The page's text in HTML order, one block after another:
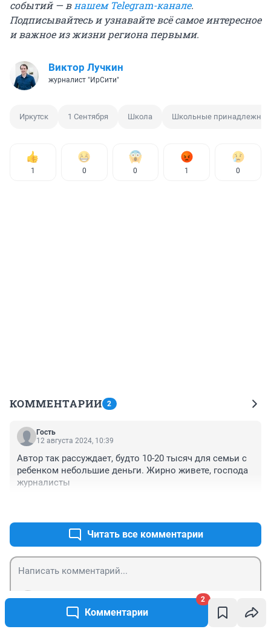
Комментарии
2
событий — внашем Telegram-канале.
Подписывайтесь и узнавайте всё самое интересное
и важное из жизни региона первыми.
Виктор Лучкин
журналист "ИрСити"
Иркутск 1 Сентября Школа Школьные
1 0 0 1 0
КОММЕНТАРИИ 2
Гость
12 августа 2024, 10:39
Автор так рассуждает, будто 10-20 тысяч для семьи с
ребенком небольшие деньги. Жирно живете, господа
журналисты
Читать все комментарии
Отправить